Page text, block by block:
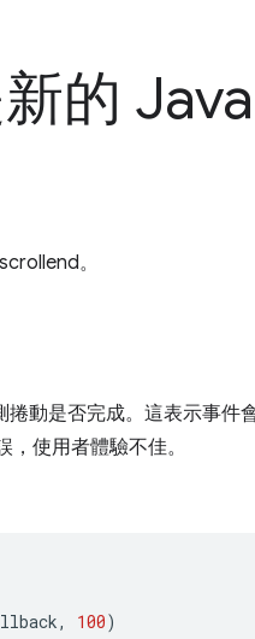
的 Java
。
動是否完成。這表示事件
使用者體驗不佳。
, 100)